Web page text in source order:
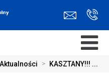
Aktualności > KASZTANY!!! ...